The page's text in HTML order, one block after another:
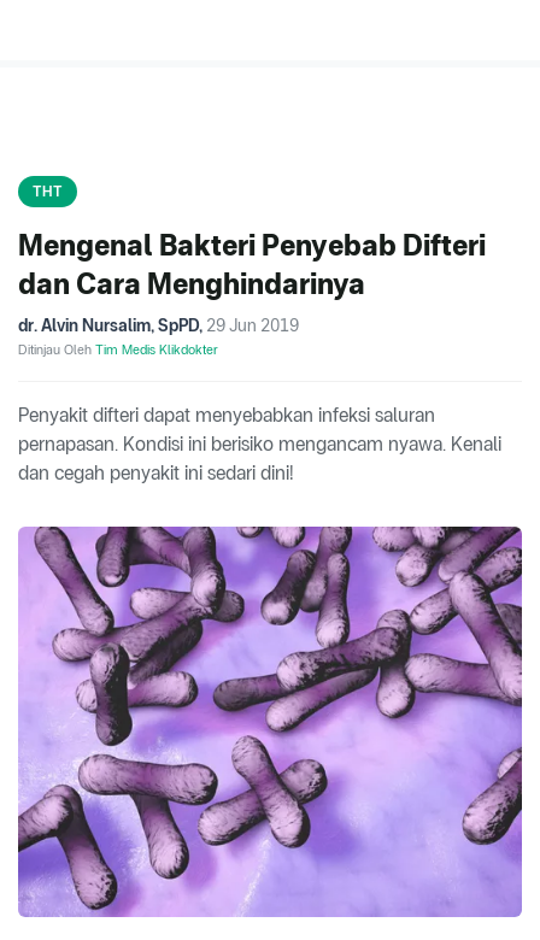
THT
Mengenal Bakteri Penyebab Difteri
dan Cara Menghindarinya
dr. Alvin Nursalim, SpPD, 29 Jun 2019
Ditinjau Oleh Tim Medis Klikdokter
Penyakit difteri dapat menyebabkan infeksi saluran
pernapasan. Kondisi ini berisiko mengancam nyawa. Kenali
dan cegah penyakit ini sedari dini!